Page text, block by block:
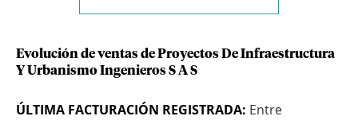
Evolución de ventas de Proyectos De Infraestructura
Y Urbanismo Ingenieros S A S
ÚLTIMA FACTURACIÓN REGISTRADA: Entre